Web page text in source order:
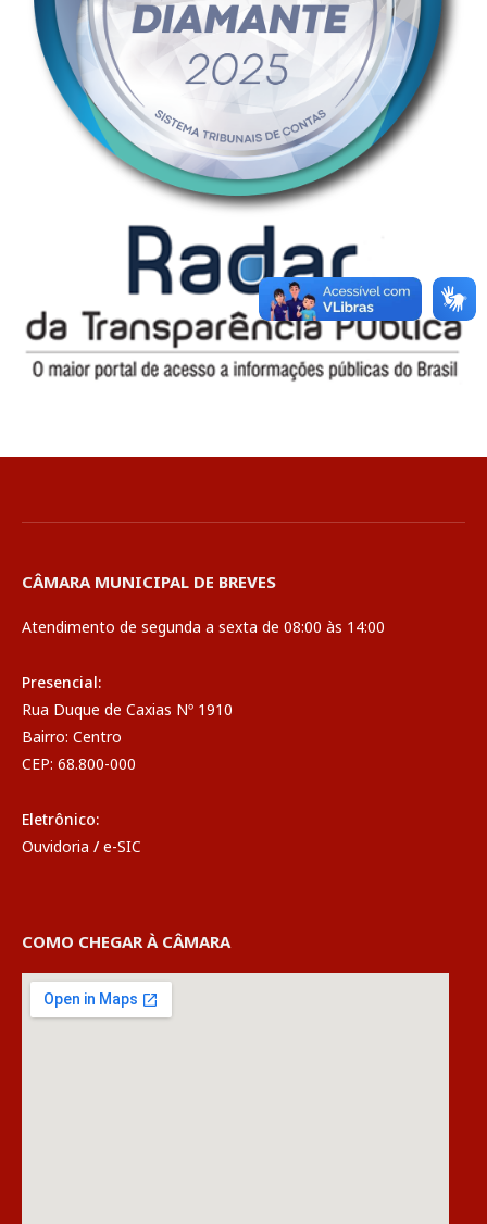
CÂMARA MUNICIPAL DE BREVES
Atendimento de segunda a sexta de 08:00 às 14:00
Presencial:
Rua Duque de Caxias Nº 1910
Bairro: Centro
CEP: 68.800-000
Eletrônico:
Ouvidoria / e-SIC
COMO CHEGAR À CÂMARA